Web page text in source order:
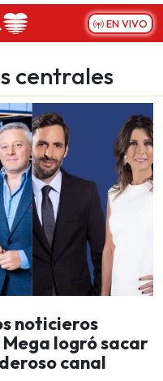
EN VIVO
centrales
noticieros
logró sacar
canal